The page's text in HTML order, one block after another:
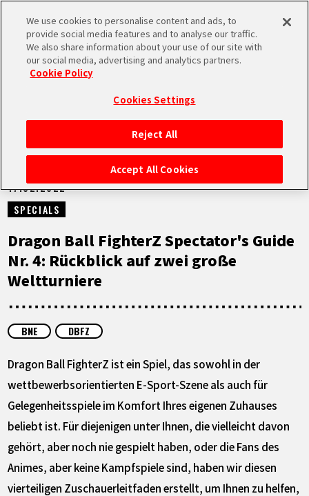
MEN
STARTSEITE
NEUES
HIGHLIGHTS
VIDEOS
SPECIALS
INFOS
LANGUAGE
JP
EN FR DE ES
NEUES
17.02.2022
SPECIALS
Dragon Ball FighterZ Spectator's Guide
Nr. 4: Rückblick auf zwei große
Weltturniere
BNE DBFZ
Dragon Ball FighterZ ist ein Spiel, das sowohl in der
wettbewerbsorientierten E-Sport-Szene als auch für
Gelegenheitsspiele im Komfort Ihres eigenen Zuhauses
beliebt ist. Für diejenigen unter Ihnen, die vielleicht davon
gehört, aber noch nie gespielt haben, oder die Fans des
Animes, aber keine Kampfspiele sind, haben wir diesen
vierteiligen Zuschauerleitfaden erstellt, um Ihnen zu helfen,
We use cookies to personalise content and ads, to
provide social media features and to analyse our traffic.
We also share information about your use of our site with
our social media, advertising and analytics partners.
Cookie Policy
Cookies Settings
Reject All
Accept All Cookies